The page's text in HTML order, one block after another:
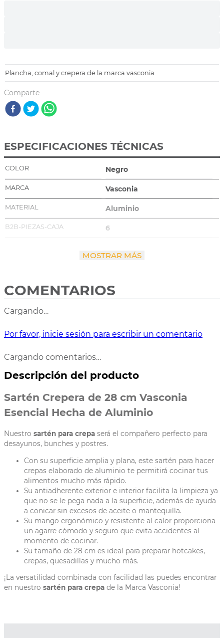
Plancha, comal y crepera de la marca vasconia
Comparte
ESPECIFICACIONES TÉCNICAS
COLOR Negro
MARCA Vasconia
MATERIAL Aluminio
B2B-PIEZAS-CAJA 6
LINEA Esencial
eléctrica, Estufa de
MOSTRAR MÁS
COMENTARIOS
Cargando…
Por favor, inicie sesión para escribir un comentario
Cargando comentarios…
Descripción del producto
Sartén Crepera de 28 cm Vasconia
Esencial Hecha de Aluminio
Nuestro sartén para crepa será el compañero perfecto para
desayunos, bunches y postres.
Con su superficie amplia y plana, este sartén para hacer
crepas elaborado de aluminio te permitirá cocinar tus
alimentos mucho más rápido.
Su antiadherente exterior e interior facilita la limpieza ya
que no se le pega nada a la superficie, además de ayuda
a conicar sin excesos de aceite o mantequilla.
Su mango ergonómico y resistente al calor proporciona
un agarre cómodo y seguro que evita accidentes al
momento de cocinar.
Su tamaño de 28 cm es ideal para preparar hotcakes,
crepas, quesadillas y mucho más.
¡La versatilidad combinada con facilidad las puedes encontrar
en nuestro sartén para crepa de la Marca Vasconia!